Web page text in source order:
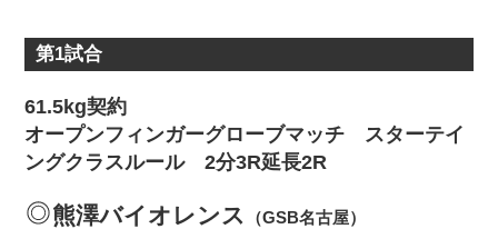
第1試合
61.5kg契約
オープンフィンガーグローブマッチ スターテイ
ングクラスルール 2分3R延長2R
熊澤バイオレンス （GSB名古屋）